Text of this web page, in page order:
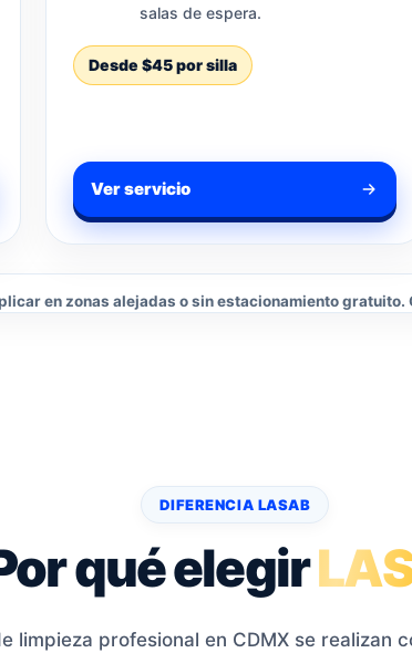
salas de espera.
Desde $45 por silla
Ver servicio
en zonas alejadas o sin estacionamiento
DIFERENCIA LASAB
qué elegir
limpieza profesional en CDMX se realizan